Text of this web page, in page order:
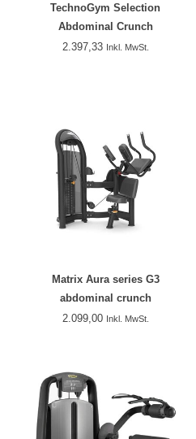
TechnoGym Selection
Abdominal Crunch
2.397,33 Inkl. MwSt.
Matrix Aura series G3
abdominal crunch
2.099,00 Inkl. MwSt.